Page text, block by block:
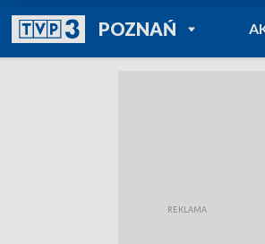
POZNAŃPOWRÓT DO
TVP REGIONY